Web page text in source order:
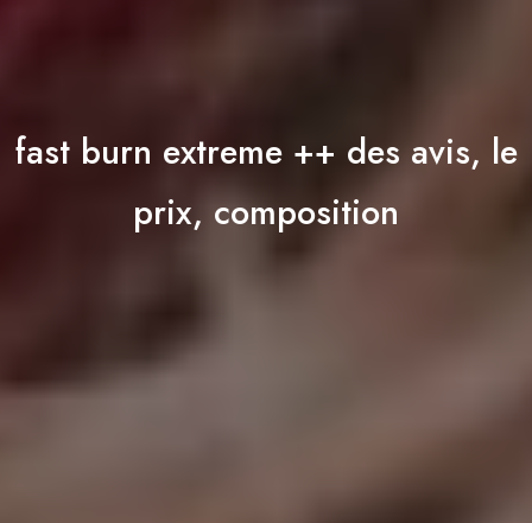
fast burn extreme ++ des avis, le
prix, composition